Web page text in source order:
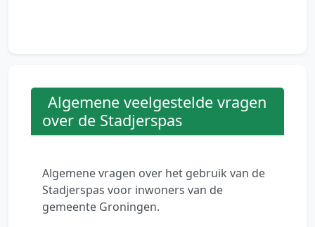
Algemene veelgestelde vragen
over de Stadjerspas
Algemene vragen over het gebruik van de
Stadjerspas voor inwoners van de
gemeente Groningen.